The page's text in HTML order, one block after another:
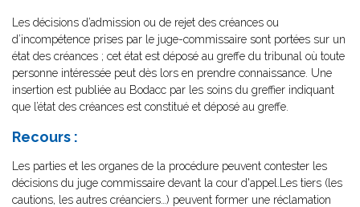
Les décisions d’admission ou de rejet des créances ou
d’incompétence prises par le juge-commissaire sont portées sur un
état des créances ; cet état est déposé au greffe du tribunal où toute
personne intéressée peut dès lors en prendre connaissance. Une
insertion est publiée au Bodacc par les soins du greffier indiquant
que l’état des créances est constitué et déposé au greffe.
Recours :
Les parties et les organes de la procédure peuvent contester les
décisions du juge commissaire devant la cour d'appel.Les tiers (les
cautions, les autres créanciers…) peuvent former une réclamation